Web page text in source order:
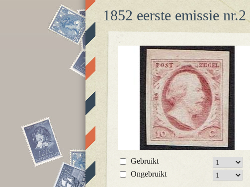
1852 eerste emissie nr.2
Gebruikt
Ongebruikt